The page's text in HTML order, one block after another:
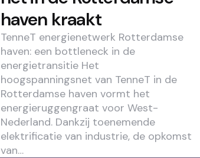
haven kraakt
TenneT energienetwerk Rotterdamse
haven: een bottleneck in de
energietransitie Het
hoogspanningsnet van TenneT in de
Rotterdamse haven vormt het
energieruggengraat voor West-
Nederland. Dankzij toenemende
elektrificatie van industrie, de opkomst
van…